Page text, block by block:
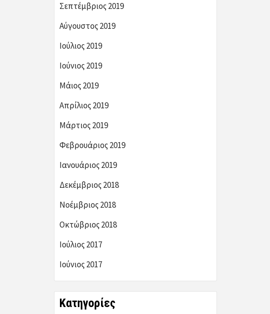
Σεπτέμβριος 2019
Αύγουστος 2019
Ιούλιος 2019
Ιούνιος 2019
Μάιος 2019
Απρίλιος 2019
Μάρτιος 2019
Φεβρουάριος 2019
Ιανουάριος 2019
Δεκέμβριος 2018
Νοέμβριος 2018
Οκτώβριος 2018
Ιούλιος 2017
Ιούνιος 2017
Kατηγορίες